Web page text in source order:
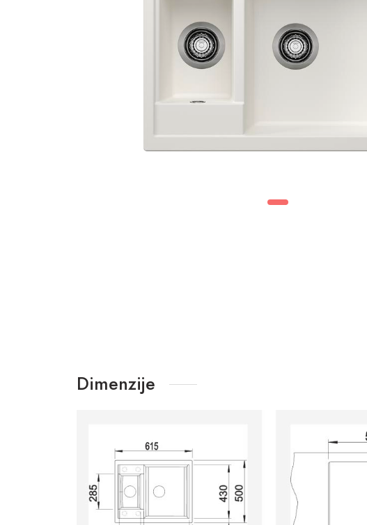
Dimenzije